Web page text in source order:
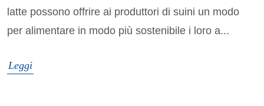
latte possono offrire ai produttori di suini un modo
per alimentare in modo più sostenibile i loro a...
Leggi